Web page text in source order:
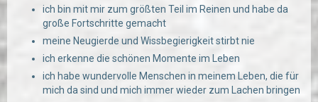
ich bin mit mir zum größten Teil im Reinen und habe da
große Fortschritte gemacht
meine Neugierde und Wissbegierigkeit stirbt nie
ich erkenne die schönen Momente im Leben
ich habe wundervolle Menschen in meinem Leben, die für
mich da sind und mich immer wieder zum Lachen bringen